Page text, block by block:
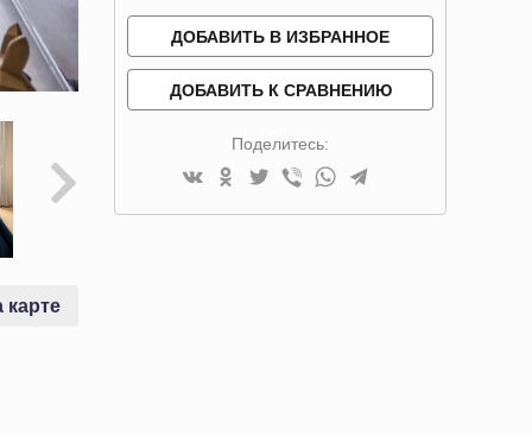
карте
ДОБАВИТЬ В ИЗБРАННОЕ
ДОБАВИТЬ К СРАВНЕНИЮ
Поделитесь: